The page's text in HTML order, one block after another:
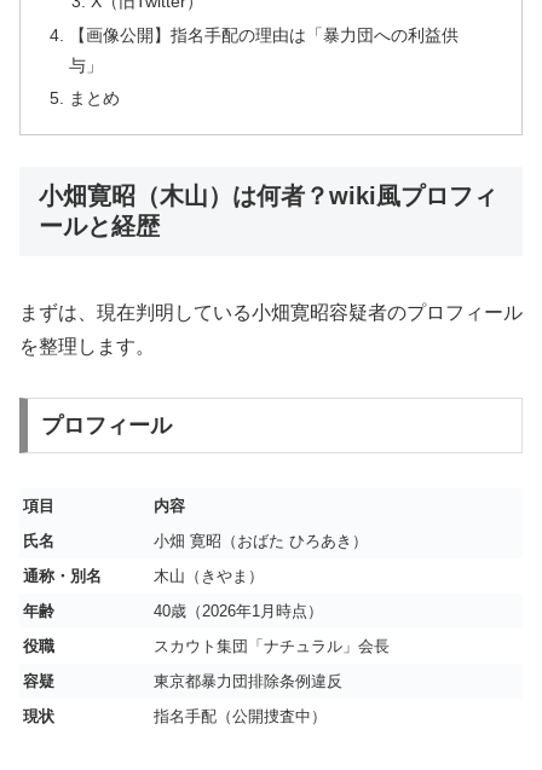
【画像公開】指名手配の理由は「暴力団への利益供
与」
まとめ
小畑寛昭（木山）は何者？wiki風プロフィ
ールと経歴
まずは、現在判明している小畑寛昭容疑者のプロフィール
を整理します。
プロフィール
項目
内容
氏名
小畑 寛昭（おばた ひろあき）
通称・別名
木山（きやま）
年齢
40歳（2026年1月時点）
役職
スカウト集団「ナチュラル」会長
容疑
東京都暴力団排除条例違反
現状
指名手配（公開捜査中）